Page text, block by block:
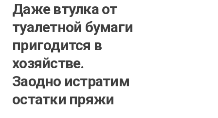
Даже втулка от
туалетной бумаги
пригодится в
хозяйстве.
Заодно истратим
остатки пряжи